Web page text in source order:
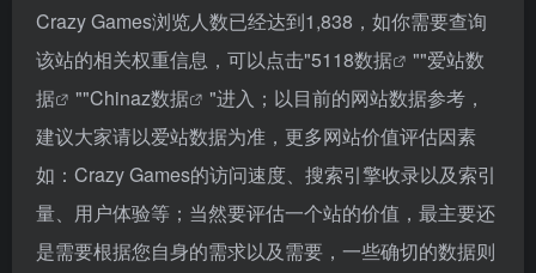
Crazy Games浏览人数已经达到1,838，如你需要查询
该站的相关权重信息，可以点击"5118数据 ""爱站数
据
""Chinaz数据
"进入；以目前的网站数据参考，
建议大家请以爱站数据为准，更多网站价值评估因素
如：Crazy Games的访问速度、搜索引擎收录以及索引
量、用户体验等；当然要评估一个站的价值，最主要还
是需要根据您自身的需求以及需要，一些确切的数据则